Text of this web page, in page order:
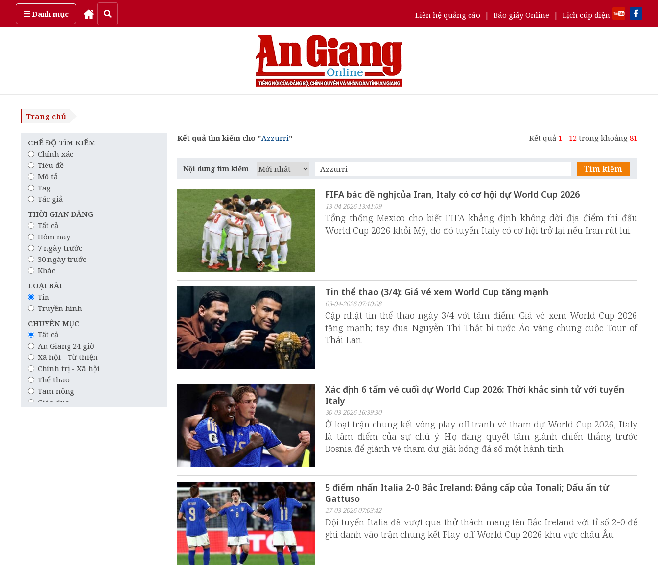
Danh mục Liên hệ quảng cáo | Báo giấy Online | Lịch cúp điện
Thứ tư, ngày 5/08/2026
Trang chủ
CHẾ ĐỘ TÌM KIẾM
Chính xác
Tiêu đề
Mô tả
Tag
Tác giả
THỜI GIAN ĐĂNG
Tất cả
Hôm nay
7 ngày trước
30 ngày trước
Khác
LOẠI BÀI
Tin
Truyền hình
CHUYÊN MỤC
Tất cả
An Giang 24 giờ
Xã hội - Từ thiện
Chính trị - Xã hội
Thể thao
Tam nông
Giáo dục
Kết quả tìm kiếm cho "Azzurri" Kết quả 1 - 12 trong khoảng 81
Nội dung tìm kiếm Tìm kiếm
FIFA bác đề nghị của Iran, Italy có cơ hội dự World Cup 2026
13-04-2026 13:41:09
Tổng thống Mexico cho biết FIFA khẳng định không dời địa điểm thi đấu
World Cup 2026 khỏi Mỹ, do đó tuyển Italy có cơ hội trở lại nếu Iran rút lui.
Tin thể thao (3/4): Giá vé xem World Cup tăng mạnh
03-04-2026 07:10:08
Cập nhật tin thể thao ngày 3/4 với tâm điểm: Giá vé xem World Cup 2026
tăng mạnh; tay đua Nguyễn Thị Thật bị tước Áo vàng chung cuộc Tour of
Thái Lan.
Xác định 6 tấm vé cuối dự World Cup 2026: Thời khắc sinh tử với tuyển
Italy
30-03-2026 16:39:30
Ở loạt trận chung kết vòng play-off tranh vé tham dự World Cup 2026, Italy
là tâm điểm của sự chú ý. Họ đang quyết tâm giành chiến thắng trước
Bosnia để giành vé tham dự giải bóng đá số một hành tinh.
5 điểm nhấn Italia 2-0 Bắc Ireland: Đẳng cấp của Tonali; Dấu ấn từ
Gattuso
27-03-2026 07:03:42
Đội tuyển Italia đã vượt qua thử thách mang tên Bắc Ireland với tỉ số 2-0 để
ghi danh vào trận chung kết Play-off World Cup 2026 khu vực châu Âu.